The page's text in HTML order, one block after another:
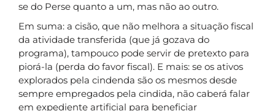
se do Perse quanto a um, mas não ao outro.
Em suma: a cisão, que não melhora a situação fiscal
da atividade transferida (que já gozava do
programa), tampouco pode servir de pretexto para
piorá-la (perda do favor fiscal). E mais: se os ativos
explorados pela cindenda são os mesmos desde
sempre empregados pela cindida, não caberá falar
em expediente artificial para beneficiar